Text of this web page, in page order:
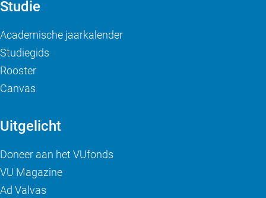
Studie
Academische jaarkalender
Studiegids
Rooster
Canvas
Uitgelicht
Doneer aan het VUfonds
VU Magazine
Ad Valvas